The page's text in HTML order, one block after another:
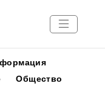
Общество